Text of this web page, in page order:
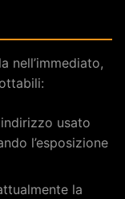
nell’immediato,
usato
l’esposizione
la